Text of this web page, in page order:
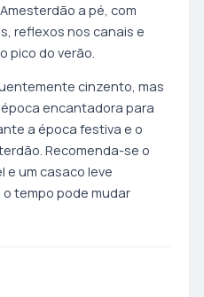
a pé, com
reflexos nos canais e
pico do verão.
cinzento, mas
encantadora para
a época festiva e o
Recomenda-se o
e um casaco leve
tempo pode mudar